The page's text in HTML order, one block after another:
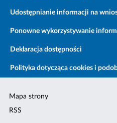
Udostępnianie informacji na
Ponowne wykorzystywanie
Deklaracja dostępności
Polityka dotycząca cookies i
Mapa strony
RSS